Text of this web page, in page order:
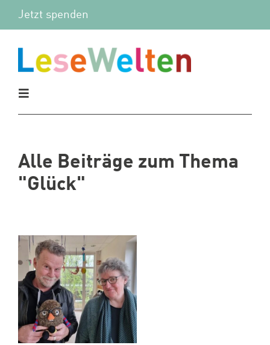
Zum
Jetzt spenden
Toggle
Vor Ort
Wir
Spenden
Projekte
Alle Beiträge zum Thema
"Glück"